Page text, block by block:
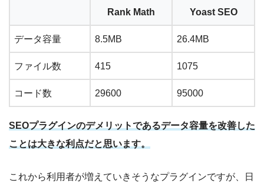
Rank Math Yoast SEO
データ容量 8.5MB 26.4MB
ファイル数 415 1075
コード数 29600 95000
SEOプラグインのデメリットであるデータ容量を改善した
ことは大きな利点だと思います。
これから利用者が増えていきそうなプラグインですが、日